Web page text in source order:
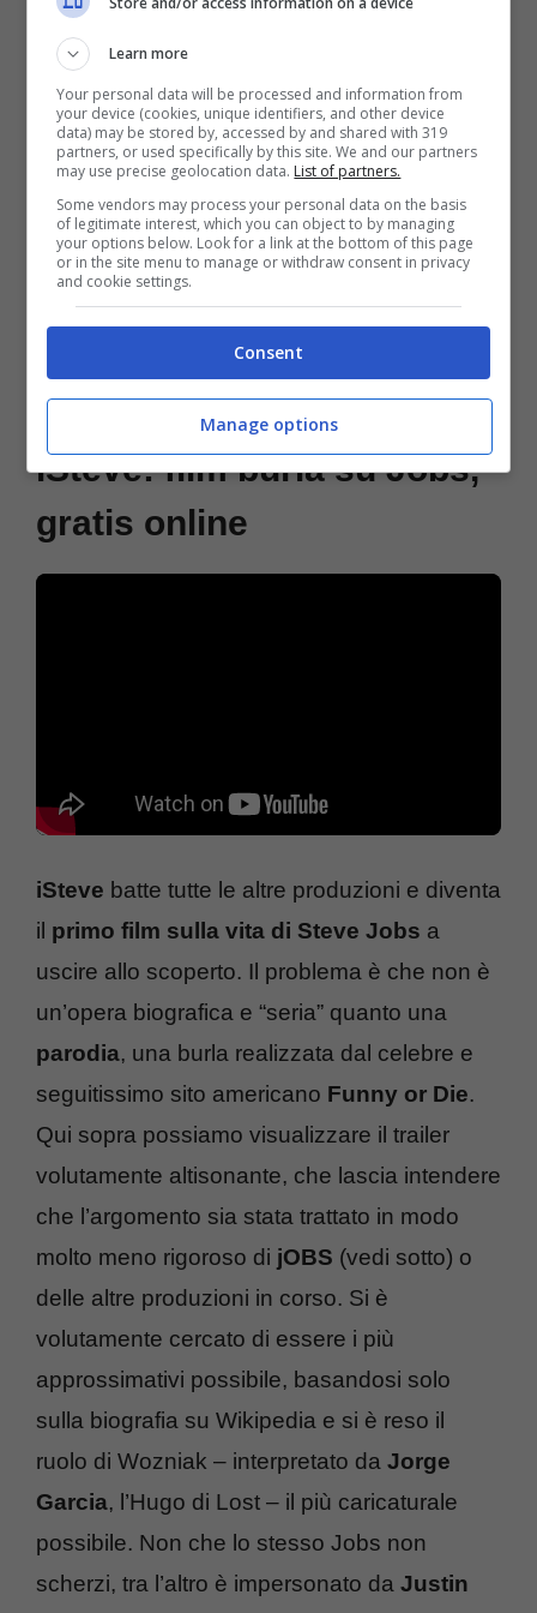
tra 1 e 3 milioni di dollari.
iSteve: film burla su Jobs,
gratis online
iSteve batte tutte le altre produzioni e diventa
il primo film sulla vita di Steve Jobs a
uscire allo scoperto. Il problema è che non è
un’opera biografica e “seria” quanto una
parodia, una burla realizzata dal celebre e
seguitissimo sito americano Funny or Die.
Qui sopra possiamo visualizzare il trailer
volutamente altisonante, che lascia intendere
che l’argomento sia stata trattato in modo
molto meno rigoroso di jOBS (vedi sotto) o
delle altre produzioni in corso. Si è
volutamente cercato di essere i più
approssimativi possibile, basandosi solo
sulla biografia su Wikipedia e si è reso il
ruolo di Wozniak – interpretato da Jorge
Garcia, l’Hugo di Lost – il più caricaturale
possibile. Non che lo stesso Jobs non
scherzi, tra l’altro è impersonato da Justin
Learn more
Your personal data will be processed and information from
your device (cookies, unique identifiers, and other device
data) may be stored by, accessed by and shared with 319
partners, or used specifically by this site. We and our partners
may use precise geolocation data. List of partners.
Some vendors may process your personal data on the basis
of legitimate interest, which you can object to by managing
your options below. Look for a link at the bottom of this page
or in the site menu to manage or withdraw consent in privacy
and cookie settings.
Consent
Manage options